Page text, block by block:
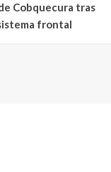
Cobquecura tras
frontal